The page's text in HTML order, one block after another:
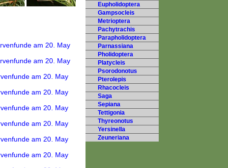
Eupholidoptera
Gampsocleis
Metrioptera
Pachytrachis
Parapholidoptera
Parnassiana
Pholidoptera
Platycleis
Psorodonotus
Pterolepis
Rhacocleis
Saga
Sepiana
Tettigonia
Thyreonotus
Yersinella
Zeuneriana